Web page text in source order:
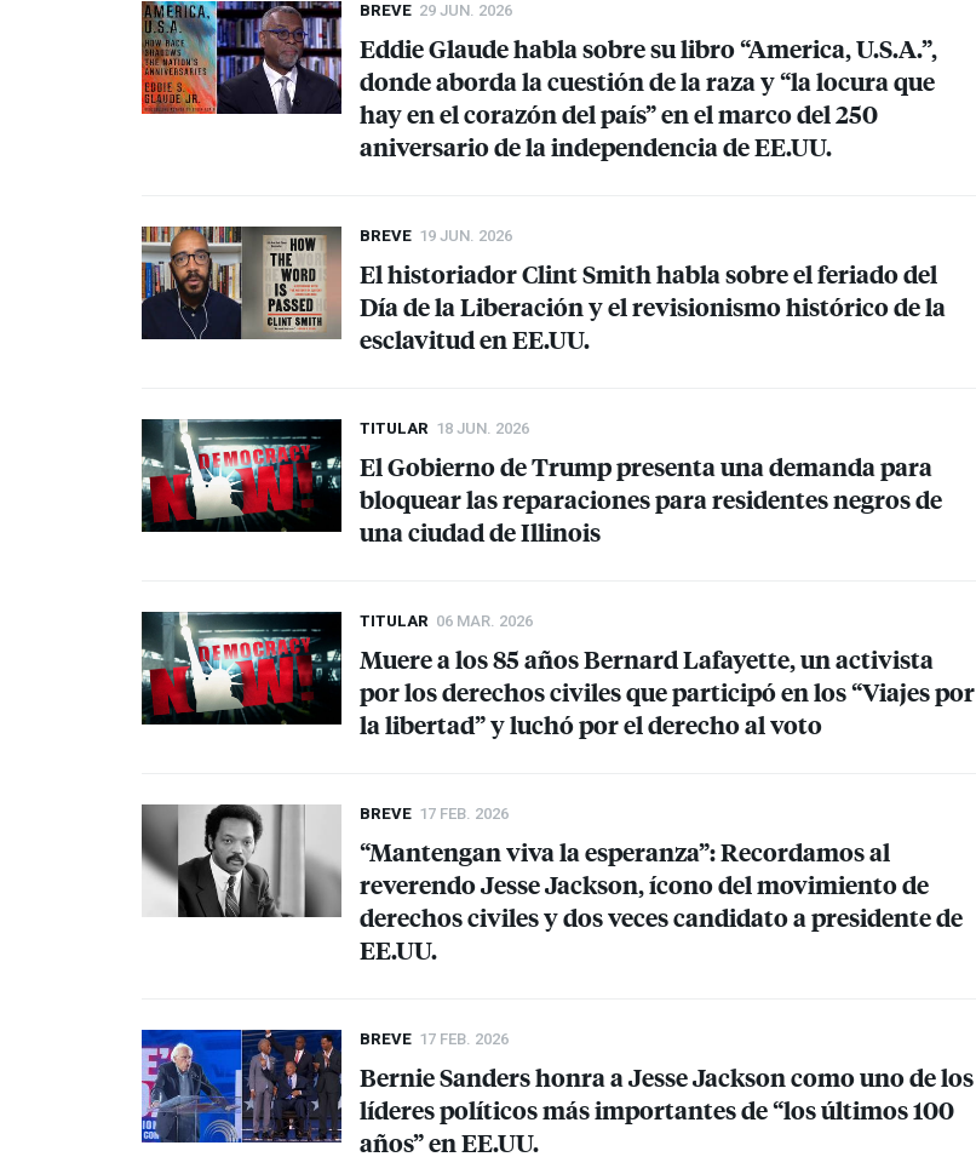
BREVE 29 JUN. 2026
Eddie Glaude habla sobre su libro “America, U.S.A.”,
donde aborda la cuestión de la raza y “la locura que
hay en el corazón del país” en el marco del 250
aniversario de la independencia de EE.UU.
BREVE 19 JUN. 2026
El historiador Clint Smith habla sobre el feriado del
Día de la Liberación y el revisionismo histórico de la
esclavitud en EE.UU.
TITULAR 18 JUN. 2026
El Gobierno de Trump presenta una demanda para
bloquear las reparaciones para residentes negros de
una ciudad de Illinois
TITULAR 06 MAR. 2026
Muere a los 85 años Bernard Lafayette, un activista
por los derechos civiles que participó en los “Viajes por
la libertad” y luchó por el derecho al voto
BREVE 17 FEB. 2026
“Mantengan viva la esperanza”: Recordamos al
reverendo Jesse Jackson, ícono del movimiento de
derechos civiles y dos veces candidato a presidente de
EE.UU.
BREVE 17 FEB. 2026
Bernie Sanders honra a Jesse Jackson como uno de los
líderes políticos más importantes de “los últimos 100
años” en EE.UU.